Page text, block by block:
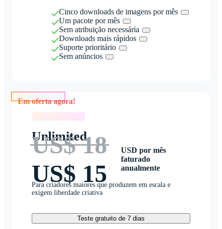
Cinco downloads de imagens por mês
Um pacote por mês
Sem atribuição necessária
Downloads mais rápidos
Suporte prioritário
Sem anúncios
Unlimited
US$ 18
US$ 15
USD por mês
faturado
anualmente
Para criadores maiores que produzem em escala e
exigem liberdade criativa
Teste gratuito de 7 dias